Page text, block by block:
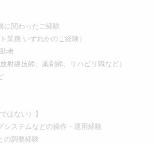
に関わったご経験
務 いずれかのご経験）
者
線技師、薬剤師、リハビリ職など）
はない）】
ステムなどの操作・運用経験
の調整経験